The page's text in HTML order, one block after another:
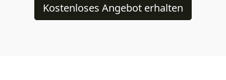
Kostenloses Angebot erhalten